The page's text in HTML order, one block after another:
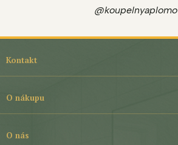
@koupelnyaplomo
Z
i
Kontakt
O nákupu
O nás